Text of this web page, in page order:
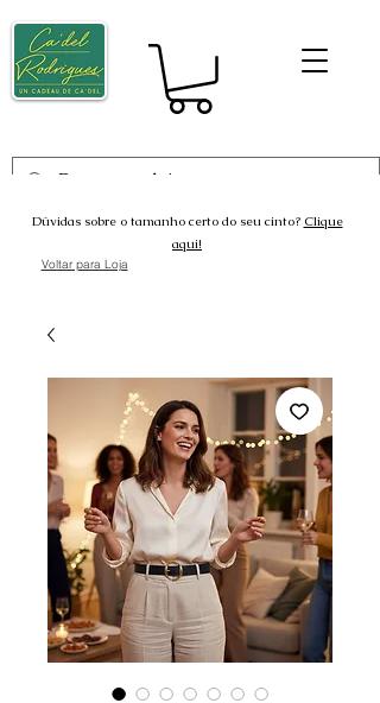
Dúvidas sobre o tamanho certo do seu cinto? Clique
aqui!
Voltar para Loja